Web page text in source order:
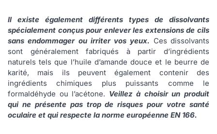
Il existe également différents types de dissolvants
spécialement conçus pour enlever les extensions de cils
sans endommager ou irriter vos yeux. Ces dissolvants
sont généralement fabriqués à partir d’ingrédients
naturels tels que l’huile d’amande douce et le beurre de
karité, mais ils peuvent également contenir des
ingrédients chimiques plus puissants comme le
formaldéhyde ou l’acétone. Veillez à choisir un produit
qui ne présente pas trop de risques pour votre santé
oculaire et qui respecte la norme européenne EN 166.